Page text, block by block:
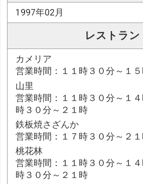
1997年02月
レストラン
カメリア
営業時間：１１時３０分～１
山里
営業時間：１１時３０分～１
時３０分～２１時
鉄板焼さざんか
営業時間：１７時３０分～２
桃花林
営業時間：１１時３０分～１
時３０分～２１時